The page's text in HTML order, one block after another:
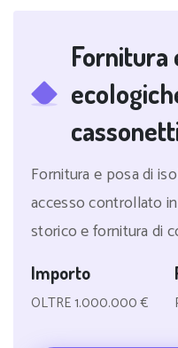
Fornitura
Fornitura e posa di
accesso controllato
storico e fornitura di
Importo
OLTRE 1.000.000 €